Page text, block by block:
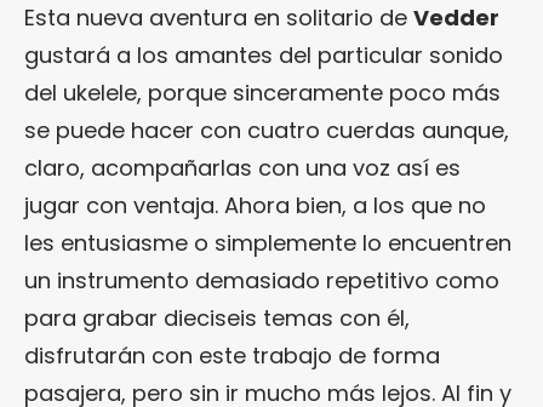
Esta nueva aventura en solitario de Vedder
gustará a los amantes del particular sonido
del ukelele, porque sinceramente poco más
se puede hacer con cuatro cuerdas aunque,
claro, acompañarlas con una voz así es
jugar con ventaja. Ahora bien, a los que no
les entusiasme o simplemente lo encuentren
un instrumento demasiado repetitivo como
para grabar dieciseis temas con él,
disfrutarán con este trabajo de forma
pasajera, pero sin ir mucho más lejos. Al fin y